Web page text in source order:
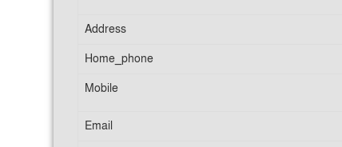
Address
Home_phone
Mobile
Email